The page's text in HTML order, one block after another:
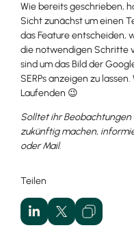
Wie bereits geschrieben,
Sicht zunächst um einen
das Feature entscheiden,
die notwendigen Schritte
sind um das Bild der
SERPs anzeigen zu
Laufenden 😉
Solltet ihr
zukünftig machen,
oder Mail.
Teilen